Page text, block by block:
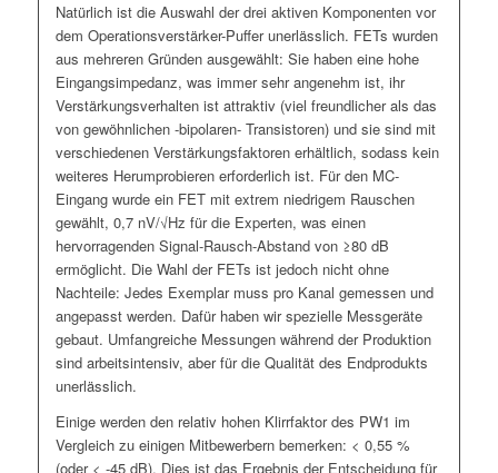
Natürlich ist die Auswahl der drei aktiven Komponenten vor
dem Operationsverstärker-Puffer unerlässlich. FETs wurden
aus mehreren Gründen ausgewählt: Sie haben eine hohe
Eingangsimpedanz, was immer sehr angenehm ist, ihr
Verstärkungsverhalten ist attraktiv (viel freundlicher als das
von gewöhnlichen -bipolaren- Transistoren) und sie sind mit
verschiedenen Verstärkungsfaktoren erhältlich, sodass kein
weiteres Herumprobieren erforderlich ist. Für den MC-
Eingang wurde ein FET mit extrem niedrigem Rauschen
gewählt, 0,7 nV/√Hz für die Experten, was einen
hervorragenden Signal-Rausch-Abstand von ≥80 dB
ermöglicht. Die Wahl der FETs ist jedoch nicht ohne
Nachteile: Jedes Exemplar muss pro Kanal gemessen und
angepasst werden. Dafür haben wir spezielle Messgeräte
gebaut. Umfangreiche Messungen während der Produktion
sind arbeitsintensiv, aber für die Qualität des Endprodukts
unerlässlich.
Einige werden den relativ hohen Klirrfaktor des PW1 im
Vergleich zu einigen Mitbewerbern bemerken: < 0,55 %
(oder < -45 dB). Dies ist das Ergebnis der Entscheidung für